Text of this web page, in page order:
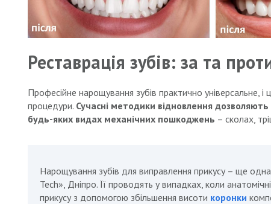
Реставрація зубів: за та
Професійне нарощування зубів практично універсальне,
процедури. Сучасні методики відновлення
будь-яких видах механічних пошкоджень – сколах,
Нарощування зубів для виправлення прикусу – ще
Tech», Дніпро. Її проводять у випадках, коли
прикусу з допомогою збільшення висоти коронки